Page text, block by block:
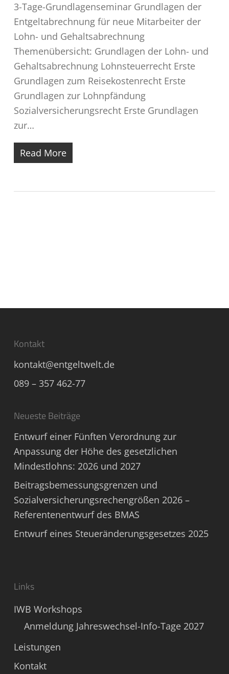
3-Tage-Grundlagenseminar Grundlagen der
Entgeltabrechnung für neue Mitarbeiter der
Lohn- und Gehaltsabrechnung
Themenübersicht: Grundlagen der Lohn- und
Gehaltsabrechnung Lohnsteuerrecht Erste
Grundlagen zum Reisekostenrecht Erste
Grundlagen zur Lohnpfändung
Sozialversicherungsrecht Erste Grundlagen
zur…
Read More
Kontakt
kontakt@entgeltwelt.de
089 – 357 462-77
Neueste Beiträge
Entwurf einer Fünften Verordnung zur
Anpassung der Höhe des gesetzlichen
Mindestlohns: 2026 und 2027
Beitragsbemessungsgrenzen und
Sozialversicherungsrechengrößen 2026 –
Referentenentwurf des BMAS
Entwurf eines Steueränderungsgesetzes 2025
Links
IWB Workshops
Anmeldung Jahreswechsel-Info-Tage 2027
Leistungen
Kontakt